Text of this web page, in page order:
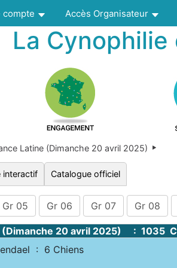
compte Accès Organisateur
La Cynophilie
Latine (Dimanche 20 avril 2025)
interactif Catalogue officiel
Gr 05 Gr 06 Gr 07 Gr 08
(Dimanche 20 avril 2025) : 1035
: 6 Chiens